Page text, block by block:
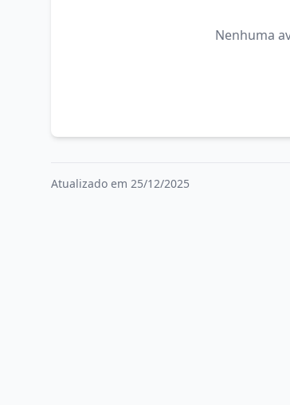
Nenhuma
Atualizado em 25/12/2025